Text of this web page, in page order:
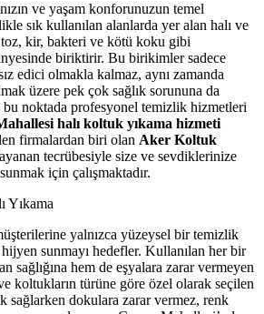
ve yaşam konforunuzun temel
sık kullanılan alanlarda yer alan halı ve
kir, bakteri ve kötü koku gibi
biriktirir. Bu birikimler sadece
edici olmakla kalmaz, aynı zamanda
üzere pek çok sağlık sorununa da
bu noktada profesyonel temizlik hizmetleri
halı koltuk yıkama hizmeti
firmalardan biri olan Aker Koltuk
tecrübesiyle size ve sevdiklerinize
için çalışmaktadır.
yalnızca yüzeysel bir temizlik
sunmayı hedefler. Kullanılan her bir
sağlığına hem de eşyalara zarar vermeyen
koltukların türüne göre özel olarak seçilen
sağlarken dokulara zarar vermez, renk